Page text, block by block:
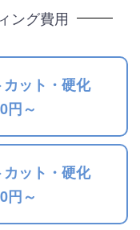
ング費用
ット・硬化
円～
ット・硬化
～